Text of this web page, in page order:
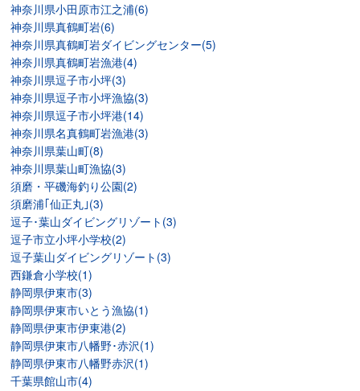
神奈川県小田原市江之浦(6)
神奈川県真鶴町岩(6)
神奈川県真鶴町岩ダイビングセンター(5)
神奈川県真鶴町岩漁港(4)
神奈川県逗子市小坪(3)
神奈川県逗子市小坪漁協(3)
神奈川県逗子市小坪港(14)
神奈川県名真鶴町岩漁港(3)
神奈川県葉山町(8)
神奈川県葉山町漁協(3)
須磨・平磯海釣り公園(2)
須磨浦｢仙正丸｣(3)
逗子･葉山ダイビングリゾート(3)
逗子市立小坪小学校(2)
逗子葉山ダイビングリゾート(3)
西鎌倉小学校(1)
静岡県伊東市(3)
静岡県伊東市いとう漁協(1)
静岡県伊東市伊東港(2)
静岡県伊東市八幡野･赤沢(1)
静岡県伊東市八幡野赤沢(1)
千葉県館山市(4)